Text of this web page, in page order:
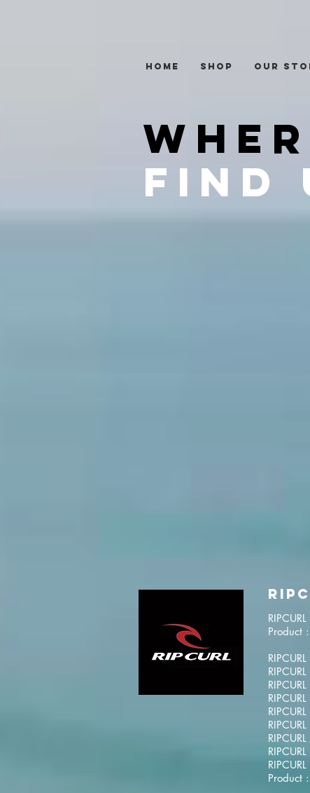
Home Shop Our
FIND
Product
Product